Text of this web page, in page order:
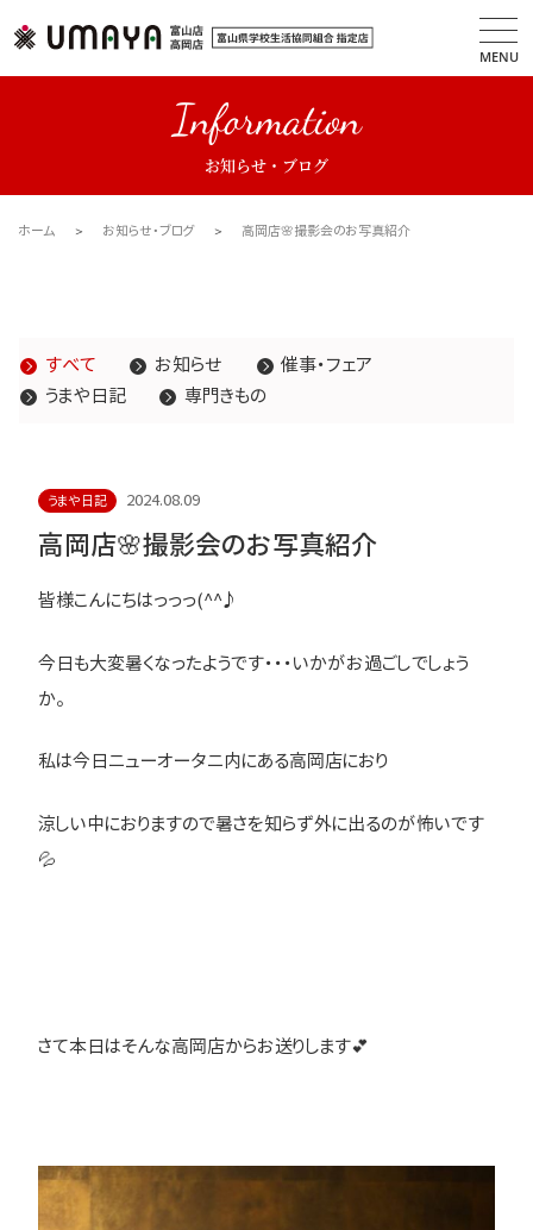
MENU
Information
お知らせ・ブログ
ホーム お知らせ・ブログ 高岡店🌸撮影会のお写真紹介
すべて お知らせ
催事・フェア
うまや日記
専門きもの
うまや日記 2024.08.09
高岡店🌸撮影会のお写真紹介
皆様こんにちはっっっ(^^♪
今日も大変暑くなったようです・・・いかがお過ごしでしょう
か。
私は今日ニューオータニ内にある高岡店におり
涼しい中におりますので暑さを知らず外に出るのが怖いです
💦
さて本日はそんな高岡店からお送りします💕